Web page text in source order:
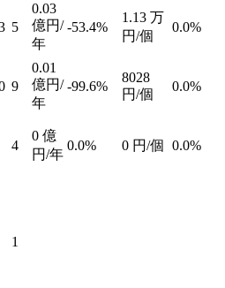
5
0.03
億円/
年
-53.4%
1.13 万
円/個
0.0%
9
0.01
億円/
年
-99.6%
8028
円/個
0.0%
4
0 億
円/年
0.0% 0 円/個 0.0%
1